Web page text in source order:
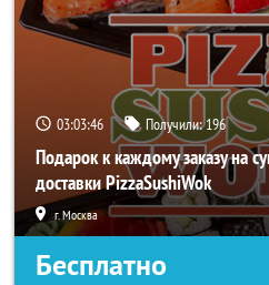
03:03:42 Получили:196
Подарок к каждому заказу на
доставки PizzaSushiWok
г. Москва
Бесплатно